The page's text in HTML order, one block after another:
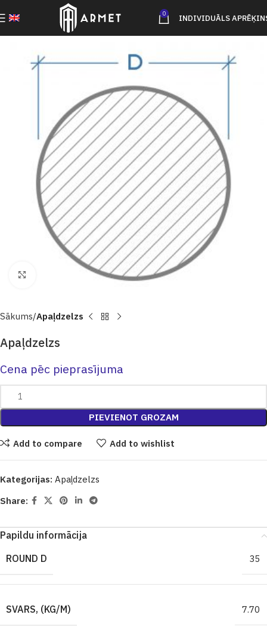
0 INDIVIDUĀLS
Click to enlarge
Sākums Apaļdzelzs
Apaļdzelzs
Cena pēc pieprasījuma
PIEVIENOT GROZAM
Add to compare Add to wishlist
Kategorijas: Apaļdzelzs
Share:
Papildu informācija
ROUND D
35
SVARS, (KG/M) 7.70